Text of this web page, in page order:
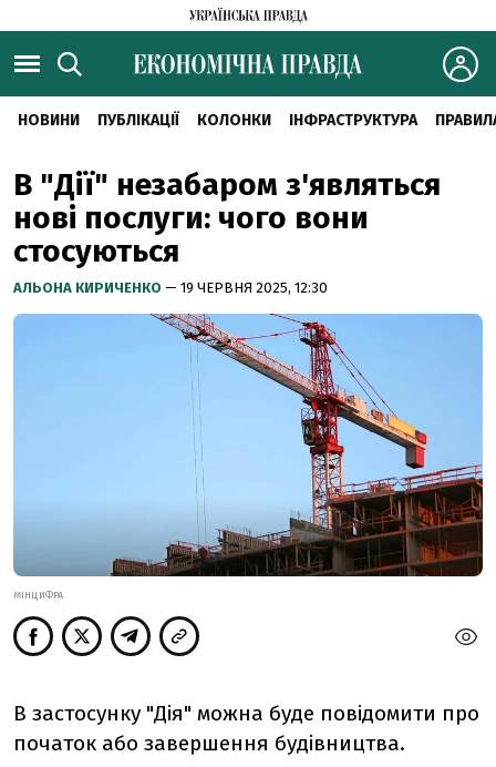
НОВИНИ ПУБЛІКАЦІЇ КОЛОНКИ ІНФРАСТРУКТУРА
В "Дії" незабаром з'являться
нові послуги: чого вони
стосуються
АЛЬОНА КИРИЧЕНКО — 19 ЧЕРВНЯ 2025, 12:30
МІНЦИФРА
В застосунку "Дія" можна буде повідомити про
початок або завершення будівництва.